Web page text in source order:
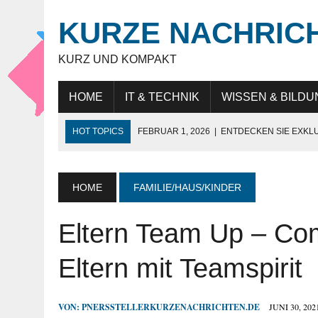
KURZE
KURZ UND KOMPAKT
HOME IT & TECHNIK WISSEN &
HOT TOPICS FEBRUAR 1, 2026 ENTDECKEN SIE
JULI 9, 2025 | WARUM DAS LEBEN IN DUBAI FÜR EXPATS
MAI 18, 2026 KUNDENBINDUNG IM HANDEL: WIE
HOME FAMILIE/HAUS/KINDER
Eltern Team Up –
Eltern mit Teamspirit
VON: PNERSSTELLERKURZENACHRICHTEN.DE JUNI 30, 2021